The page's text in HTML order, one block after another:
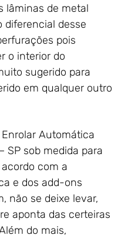
lâminas de metal
diferencial desse
pois
o interior do
sugerido para
em qualquer outro
Automática
SP sob medida para
com a
e dos add-ons
não se deixe levar,
aponta das certeiras
do mais,